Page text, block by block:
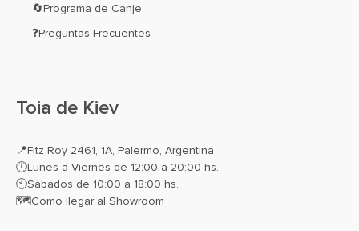
🔄Programa de Canje
❓Preguntas Frecuentes
Toia de Kiev
📍Fitz Roy 2461, 1A, Palermo, Argentina
🕛Lunes a Viernes de 12:00 a 20:00 hs.
🕙Sábados de 10:00 a 18:00 hs.
🗺️Como llegar al Showroom